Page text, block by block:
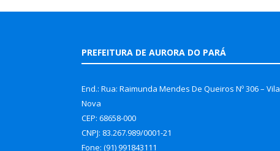
PREFEITURA DE AURORA DO PARÁ
End.: Rua: Raimunda Mendes De Queiros Nº 306 – Vila
Nova
CEP: 68658-000
CNPJ: 83.267.989/0001-21
Fone: (91) 991843111